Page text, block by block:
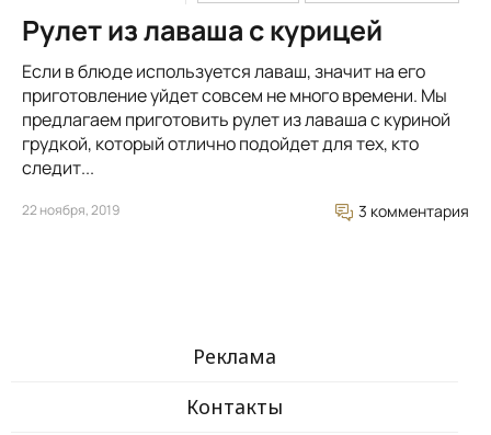
Рулет из лаваша с курицей
Если в блюде используется лаваш, значит на его
приготовление уйдет совсем не много времени. Мы
предлагаем приготовить рулет из лаваша с куриной
грудкой, который отлично подойдет для тех, кто
следит...
22 ноября, 2019 3 комментария
Реклама
Контакты